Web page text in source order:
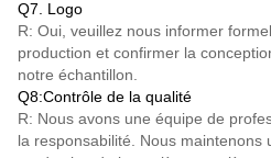
Q7. Logo
R: Oui, veuillez nous informer
production et confirmer la
notre échantillon.
Q8:Contrôle de la qualité
R: Nous avons une équipe de
la responsabilité. Nous maintenons